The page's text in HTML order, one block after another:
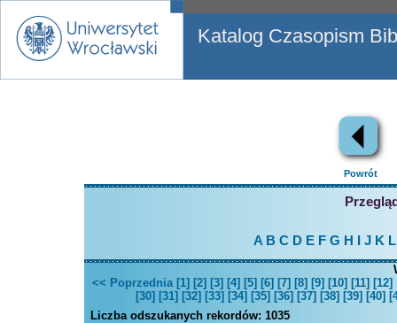
Katalog Czasopism
Powrót
A B C D EFG H J K L
<< Poprzednia [1] [2] [3] [4] [5] [6] [7] [8] [9] [10] [11] [12]
[30] [31] [32] [33] [34] [35] [36] [37] [38] [39] [40]
Liczba odszukanych rekordów: 1035